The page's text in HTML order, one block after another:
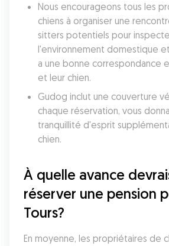
Nous encourageons tous les
chiens à organiser une
sitters potentiels pour
l'environnement domestique
a une bonne correspondance
et leur chien.
Gudog inclut une couverture
chaque réservation, vous
tranquillité d'esprit
chien.
À quelle avance
réserver une pension
Tours?
En moyenne, les propriétaires de